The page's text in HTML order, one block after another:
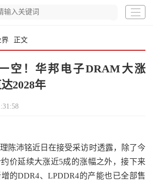
界 正文
空！华邦电子DRAM大涨
2028年
沛铭近日在接受采访时透露，除了今
价延续大涨近5成的涨幅之外，接下来
的DDR4、LPDDR4的产能也已全部售